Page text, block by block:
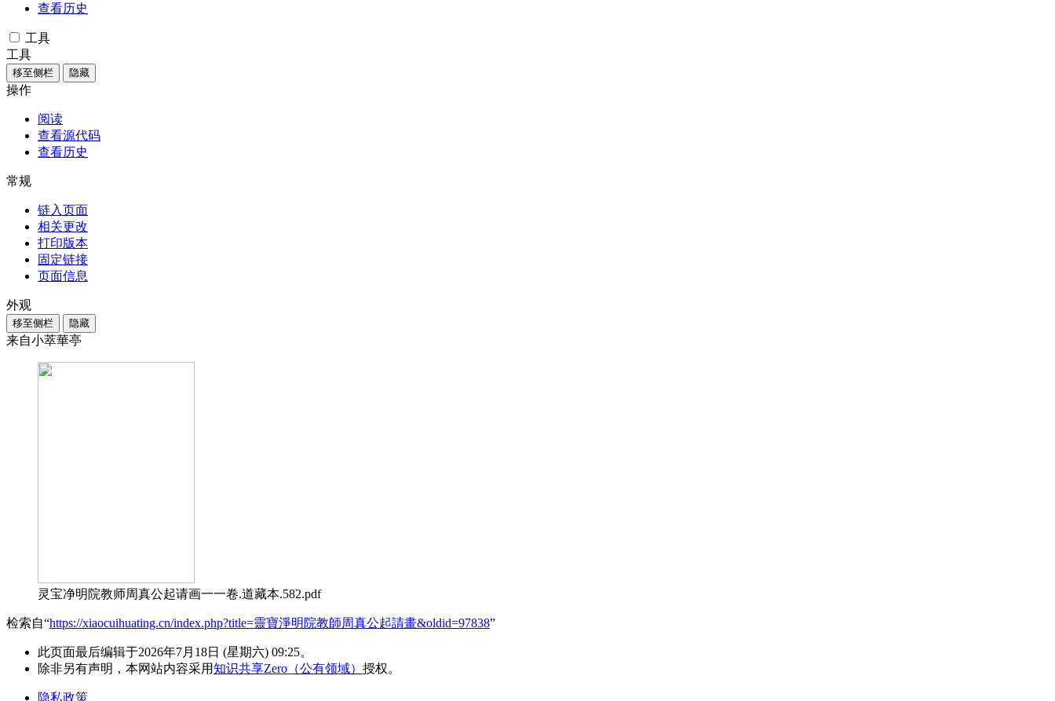
查看历史
工具
工具
移至侧栏 隐藏
操作
阅读
查看源代码
查看历史
常规
链入页面
相关更改
打印版本
固定链接
页面信息
外观
移至侧栏 隐藏
来自小萃華亭
灵宝净明院教师周真公起请画一一卷.道藏本.582.pdf
检索自“https://xiaocuihuating.cn/index.php?title=靈寶淨明院教師周真公起請畫&oldid=97838”
此页面最后编辑于2026年7月18日 (星期六) 09:25。
除非另有声明，本网站内容采用知识共享Zero（公有领域） 授权。
隐私政策